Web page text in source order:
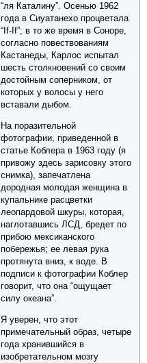
“ля Каталину”. Осенью 1962
года в Сиуатанехо процветала
“If-If”; в то же время в Соноре,
согласно повествованиям
Кастанеды, Карлос испытал
шесть столкновений со своим
достойным соперником, от
которых у волосы у него
вставали дыбом.
На поразительной
фотографии, приведенной в
статье Коблера в 1963 году (я
привожу здесь зарисовку этого
снимка), запечатлена
дородная молодая женщина в
купальнике расцветки
леопардовой шкуры, которая,
наглотавшись ЛСД, бредет по
прибою мексиканского
побережья; ее левая рука
протянута вниз, к воде. В
подписи к фотографии Коблер
говорит, что она “ощущает
силу океана”.
Я уверен, что этот
примечательный образ, четыре
года хранившийся в
изобретательном мозгу